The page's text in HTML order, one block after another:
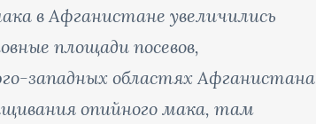
в Афганистане увеличились
площади посевов,
западных областях Афганистана
опийного мака, там